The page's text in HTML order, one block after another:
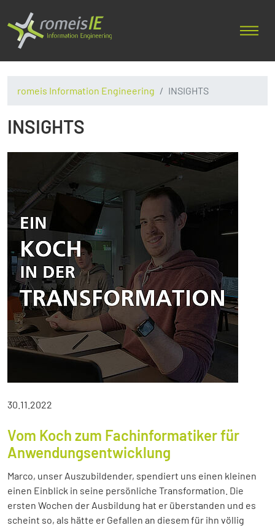
romeis Information Engineering INSIGHTS
INSIGHTS
30.11.2022
Vom Koch zum Fachinformatiker für
Anwendungsentwicklung
Marco, unser Auszubildender, spendiert uns einen kleinen
einen Einblick in seine persönliche Transformation. Die
ersten Wochen der Ausbildung hat er überstanden und es
scheint so, als hätte er Gefallen an diesem für ihn völlig